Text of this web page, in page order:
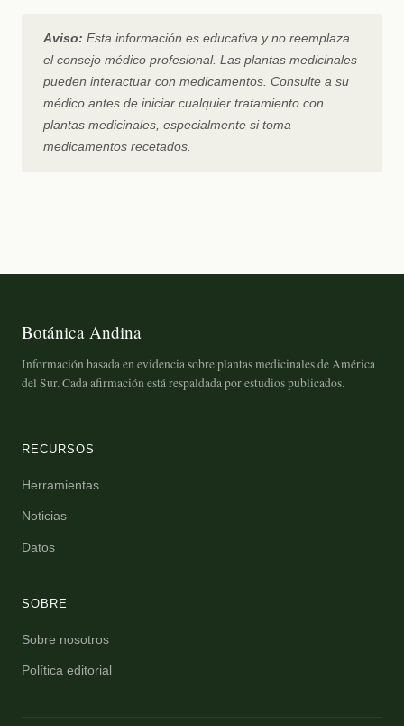
Aviso: Esta información es educativa y no reemplaza
el consejo médico profesional. Las plantas medicinales
pueden interactuar con medicamentos. Consulte a su
médico antes de iniciar cualquier tratamiento con
plantas medicinales, especialmente si toma
medicamentos recetados.
Botánica Andina
Información basada en evidencia sobre plantas medicinales de América
del Sur. Cada afirmación está respaldada por estudios publicados.
RECURSOS
Herramientas
Noticias
Datos
SOBRE
Sobre nosotros
Política editorial